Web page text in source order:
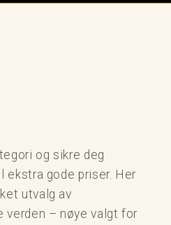
og sikre deg
gode priser. Her
utvalg av
verden – nøye valgt for